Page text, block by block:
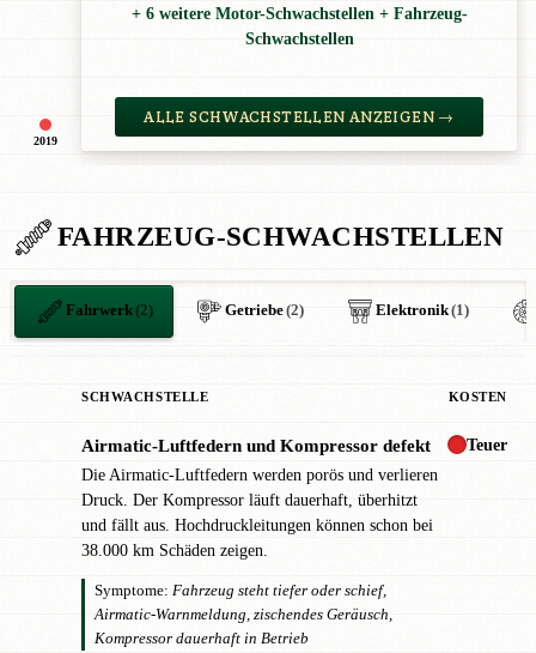
2019
+ 6 weitere Motor-Schwachstellen + Fahrzeug-
Schwachstellen
ALLE SCHWACHSTELLEN ANZEIGEN →
FAHRZEUG-SCHWACHSTELLEN
Fahrwerk(2) Getriebe(2) Elektronik(1)
SCHWACHSTELLE KOSTEN
Airmatic-Luftfedern und Kompressor defekt
Die Airmatic-Luftfedern werden porös und verlieren
Druck. Der Kompressor läuft dauerhaft, überhitzt
und fällt aus. Hochdruckleitungen können schon bei
38.000 km Schäden zeigen.
Symptome: Fahrzeug steht tiefer oder schief,
Airmatic-Warnmeldung, zischendes Geräusch,
Kompressor dauerhaft in Betrieb
Teuer